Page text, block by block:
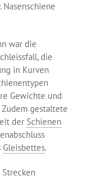
war die
die
in Kurven
Gewichte und
gestaltete
der Schienen
Gleisbettes.
Strecken